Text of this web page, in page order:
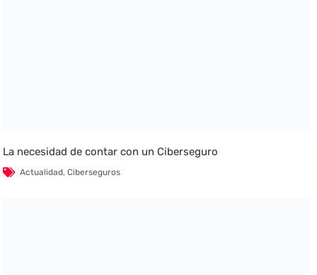
La necesidad de contar con un Ciberseguro
Actualidad,Ciberseguros